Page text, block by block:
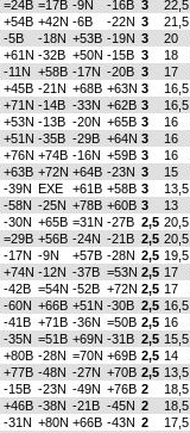
=24B =17B -9N -16B 3 22,5
+54B +42N -6B -22N 3 21,5
-5B -18N +53B -19N 3 20
+61N -32B +50N -15B 3 18
-11N +58B -17N -20B 3 17
+45B -21N +68B +63N 3 16,5
+71N -14B -33N +62B 3 16,5
+53N -13B -20N +65B 3 16
+51N -35B -29B +64N 3 16
+76N +74B -16N +59B 3 16
+63B +72N +64B -23N 3 15
-39N EXE +61B +58B 3 13,5
-58N -25N +78B +60B 3 13
-30N +65B =31N -27B 2,5 20,5
=29B +56B -24N -21B 2,5 20,5
-17N -9N +57B -28N 2,5 19,5
+74N -12N -37B =53N 2,5 17
-42B =54N -52B +72N 2,5 17
-60N +66B +51N -30B 2,5 16,5
-41B +71B -36N =50B 2,5 16
-35N =51B +69N -31B 2,5 15,5
+80B -28N =70N +69B 2,5 14
+77B -48N -27N +70B 2,5 13,5
-15B -23N -49N +76B 2 18,5
+46B -38N -21B -45N 2 18,5
-31N +80N +66B -43N 2 17,5